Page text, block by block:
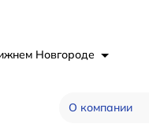
Новгороде
О компании